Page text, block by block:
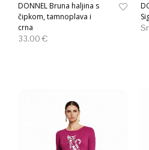
DONNEL Bruna haljina s
čipkom, tamnoplava i
crna
33.00€